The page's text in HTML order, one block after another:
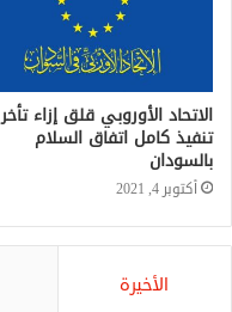
الاتحاد الأوروبي قلق إزاء تأخر
تنفيذ كامل اتفاق السلام
بالسودان
أكتوبر 4, 2021
الأخيرة